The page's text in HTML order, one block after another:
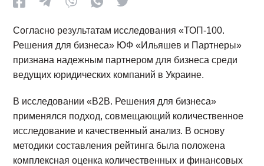
Согласно результатам исследования «ТОП-100.
Решения для бизнеса» ЮФ «Ильяшев и Партнеры»
признана надежным партнером для бизнеса среди
ведущих юридических компаний в Украине.
В исследовании «В2В. Решения для бизнеса»
применялся подход, совмещающий количественное
исследование и качественный анализ. В основу
методики составления рейтинга была положена
комплексная оценка количественных и финансовых